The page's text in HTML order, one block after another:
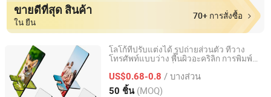
ขายดีที่สุด สินค้า
ใน ยืน
70+ การสั่งซื้อ
โลโก้ที่ปรับแต่งได้ รูปถ่ายส่วนตัว ที่วาง
โทรศัพท์แบบว่าง พื้นผิวอะคริลิก การพิมพ์
US$0.68-0.8 / บางส่วน
50 ชิ้น (MOQ)
Zhongshan Echo Crafts Co., Ltd.
Guangdong, China อัตราจาก 2020